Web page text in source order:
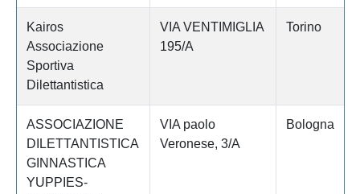
Kairos
Associazione
Sportiva
Dilettantistica
VIA VENTIMIGLIA
195/A
Torino
ASSOCIAZIONE
DILETTANTISTICA
GINNASTICA
YUPPIES-
VIA paolo
Veronese, 3/A
Bologna